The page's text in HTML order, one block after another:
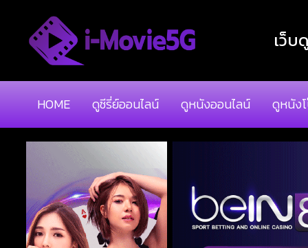
เว็บ
HOME ดูซีรี่ย์ออนไลน์ ดูหนังออนไลน์ ดูหนัง